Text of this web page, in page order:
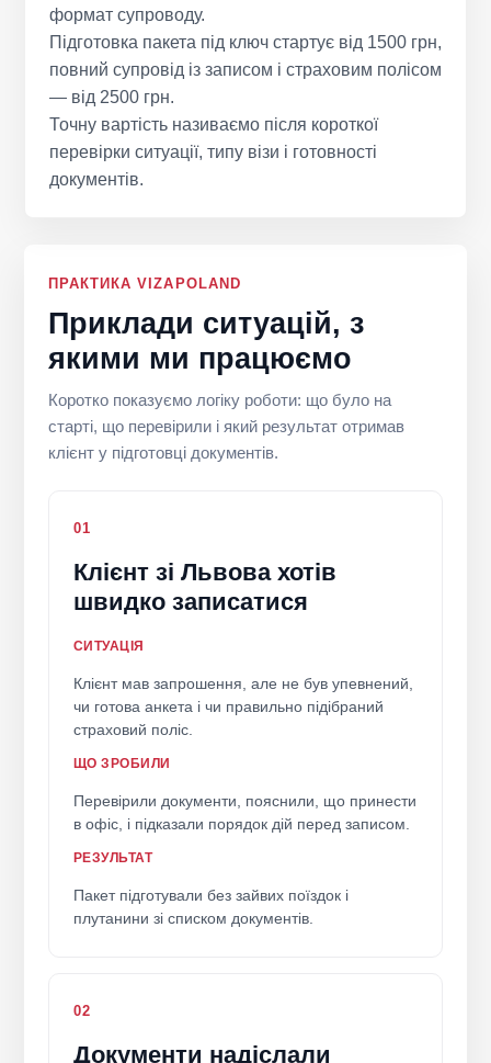
формат супроводу.
Підготовка пакета під ключ стартує від 1500 грн,
повний супровід із записом і страховим полісом
— від 2500 грн.
Точну вартість називаємо після короткої
перевірки ситуації, типу візи і готовності
документів.
ПРАКТИКА VIZAPOLAND
Приклади ситуацій, з
якими ми працюємо
Коротко показуємо логіку роботи: що було на
старті, що перевірили і який результат отримав
клієнт у підготовці документів.
01
Клієнт зі Львова хотів
швидко записатися
СИТУАЦІЯ
Клієнт мав запрошення, але не був упевнений,
чи готова анкета і чи правильно підібраний
страховий поліс.
ЩО ЗРОБИЛИ
Перевірили документи, пояснили, що принести
в офіс, і підказали порядок дій перед записом.
РЕЗУЛЬТАТ
Пакет підготували без зайвих поїздок і
плутанини зі списком документів.
02
Документи надіслали